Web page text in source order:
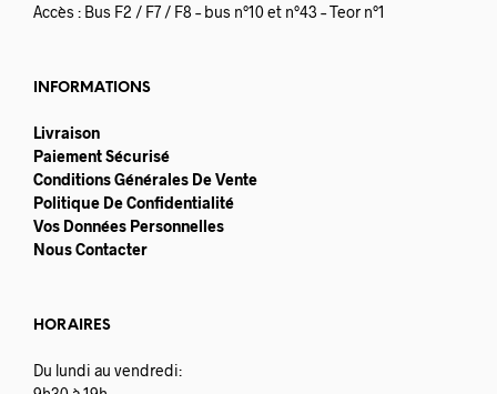
Accès : Bus F2 / F7 / F8 – bus n°10 et n°43 – Teor n°1
INFORMATIONS
Livraison
Paiement Sécurisé
Conditions Générales De Vente
Politique De Confidentialité
Vos Données Personnelles
Nous Contacter
HORAIRES
Du lundi au vendredi: